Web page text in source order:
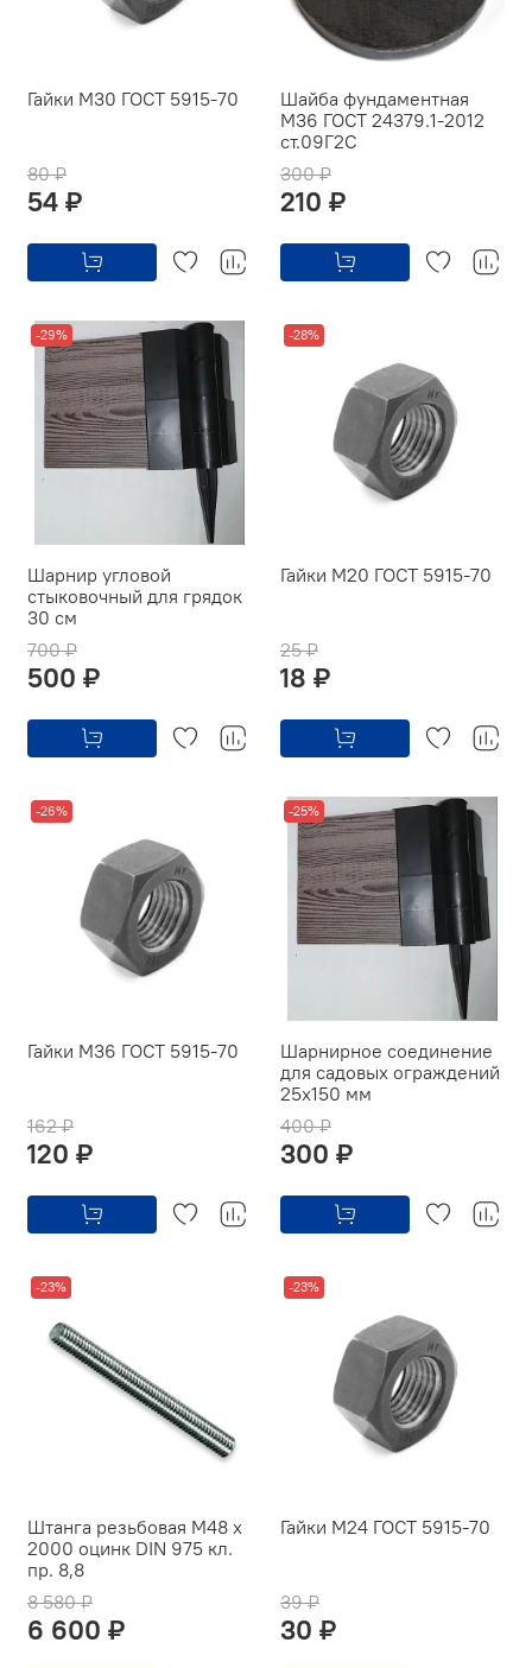
Гайки М30 ГОСТ 5915-70
80 ₽
54 ₽
Шайба фундаментная
М36 ГОСТ 24379.1-2012
ст.09Г2С
300 ₽
210 ₽
-29%
Шарнир угловой
стыковочный для грядок
30 см
700 ₽
500 ₽
-28%
Гайки М20 ГОСТ 5915-70
25 ₽
18 ₽
-26%
Гайки М36 ГОСТ 5915-70
162 ₽
120 ₽
-25%
Шарнирное соединение
для садовых ограждений
25х150 мм
400 ₽
300 ₽
-23%
Штанга резьбовая М48 х
2000 оцинк DIN 975 кл.
пр. 8,8
8 580 ₽
6 600 ₽
-23%
Гайки М24 ГОСТ 5915-70
39 ₽
30 ₽